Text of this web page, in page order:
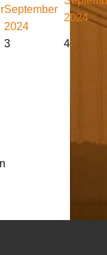
September
2024
2024
3 4